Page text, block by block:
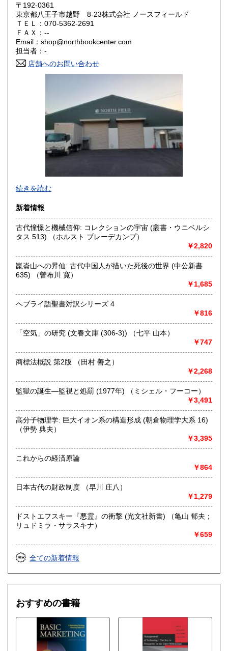
奈良県 350円 和歌山県
鳥取県
岡山県
350円 愛媛県
350円 福岡県
宮崎県
沖縄県
〒192-0361
東京都八王子市越野 8-23株式会社 ノースフィールド
ＴＥＬ：070-5362-2691
ＦＡＸ：--
Email：shop@northbookcenter.com
担当者：-
店舗へのお問い合わせ
・書店様、公共機関様からの公費（請求書払い）でのご注文
・全国古書書籍商組合連合会加盟の古書店様につきまして
は、商品代金に対して書店間割引を適用させていただきま
す。ご希望の方は、古書店名を添えて、ご注文とは別にメッ
沿線名：京王相模原線
営業時間：9時～16時
定休日：日曜日 年末年始12月27日～1月5日までお休みとな
書籍の買取について
【宅配買取について】
https://www.northbookcenter-kaitori.com/
【出張買取について】
近隣の大学様や研究機関を対象に、 出張買取を行っており
八王子市や多摩市・日野市・町田市などが中心となります
場合がございますのでまずはお気軽にご連絡ください。
https://www.northbookcenter-kaitori.com/syucyou
取り扱い分野
哲学宗教、歴史、社会科学、自然科学、美術工芸、国語国
文、外国書、サブカルチャー
続きを読む
新着情報
古代憧憬と機械信仰: コレクションの宇宙 (叢書・ウニベルシ
タス 513) （ホルスト ブレーデカンプ）
￥2,820
崑崙山への昇仙: 古代中国人が描いた死後の世界 (中公新書
635) （曽布川 寛）
￥1,685
ヘブライ語聖書対訳シリーズ 4
￥816
「空気」の研究 (文春文庫 (306‐3)) （七平 山本）
￥747
商標法概説 第2版 （田村 善之）
￥2,268
監獄の誕生―監視と処罰 (1977年) （ミシェル・フーコー）
￥3,491
高分子物理学: 巨大イオン系の構造形成 (朝倉物理学大系 16)
（伊勢 典夫）
￥3,395
これからの経済原論
￥864
日本古代の財政制度 （早川 庄八）
￥1,279
ドストエフスキー『悪霊』の衝撃 (光文社新書) （亀山 郁夫；
リュドミラ・サラスキナ）
￥659
全ての新着情報
おすすめの書籍